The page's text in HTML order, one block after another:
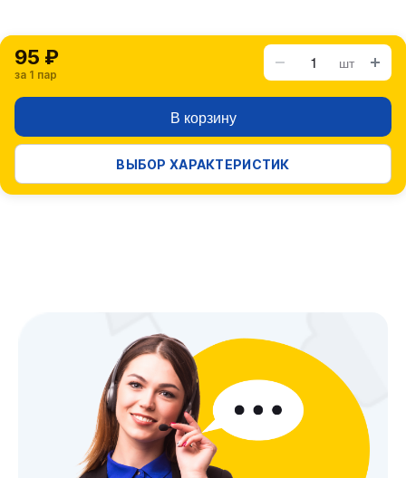
95 ₽
за 1 пар
шт
В корзину
ВЫБОР ХАРАКТЕРИСТИК